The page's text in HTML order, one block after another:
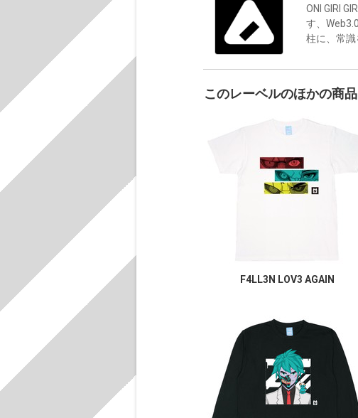
ONI GIRI
す、
柱に、常識
このレーベルのほかの商品
F4LL3N LOV3 AGAIN